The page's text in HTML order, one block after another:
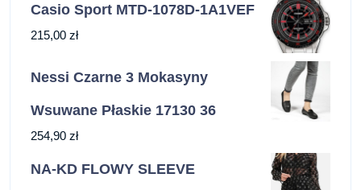
Casio Sport MTD-1078D-1A1VEF
215,00 zł
Nessi Czarne 3 Mokasyny
Wsuwane Płaskie 17130 36
254,90 zł
NA-KD FLOWY SLEEVE